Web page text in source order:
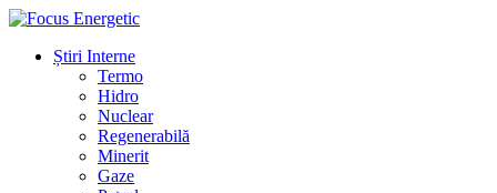
Știri Interne
Termo
Hidro
Nuclear
Regenerabilă
Minerit
Gaze